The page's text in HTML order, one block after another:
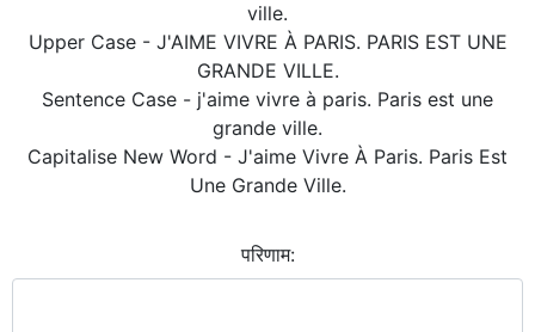
ville.
Upper Case - J'AIME VIVRE À PARIS. PARIS EST UNE
GRANDE VILLE.
Sentence Case - j'aime vivre à paris. Paris est une
grande ville.
Capitalise New Word - J'aime Vivre À Paris. Paris Est
Une Grande Ville.
परिणाम: